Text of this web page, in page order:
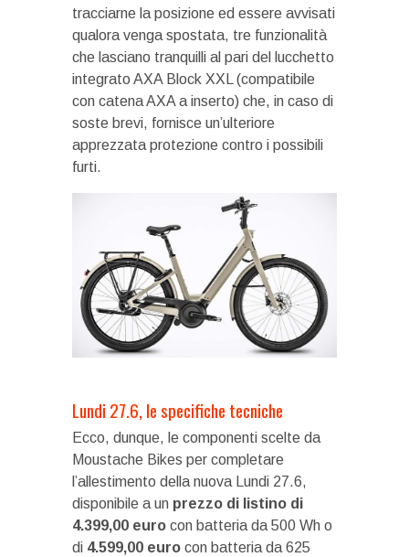
tracciarne la posizione ed essere avvisati
qualora venga spostata, tre funzionalità
che lasciano tranquilli al pari del lucchetto
integrato AXA Block XXL (compatibile
con catena AXA a inserto) che, in caso di
soste brevi, fornisce un’ulteriore
apprezzata protezione contro i possibili
furti.
Lundi 27.6, le specifiche tecniche
Ecco, dunque, le componenti scelte da
Moustache Bikes per completare
l’allestimento della nuova Lundi 27.6,
disponibile a un prezzo di listino di
4.399,00 euro con batteria da 500 Wh o
di 4.599,00 euro con batteria da 625